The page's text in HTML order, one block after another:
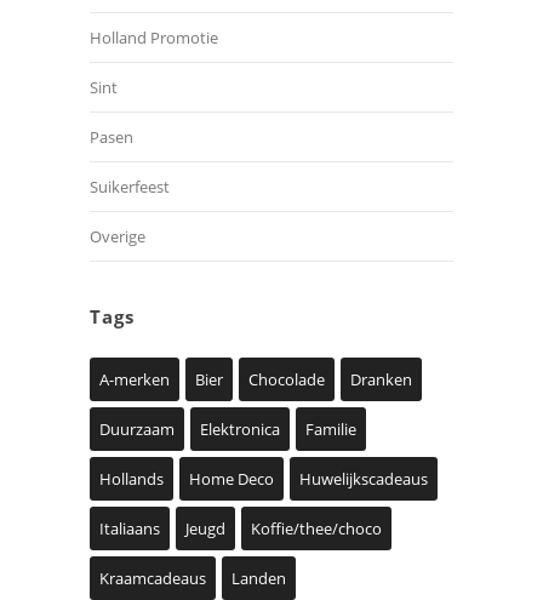
Holland Promotie
Sint
Pasen
Suikerfeest
Overige
Tags
A-merken Bier Chocolade Dranken
Duurzaam Elektronica Familie
Hollands Home Deco Huwelijkscadeaus
Italiaans Jeugd Koffie/thee/choco
Kraamcadeaus Landen